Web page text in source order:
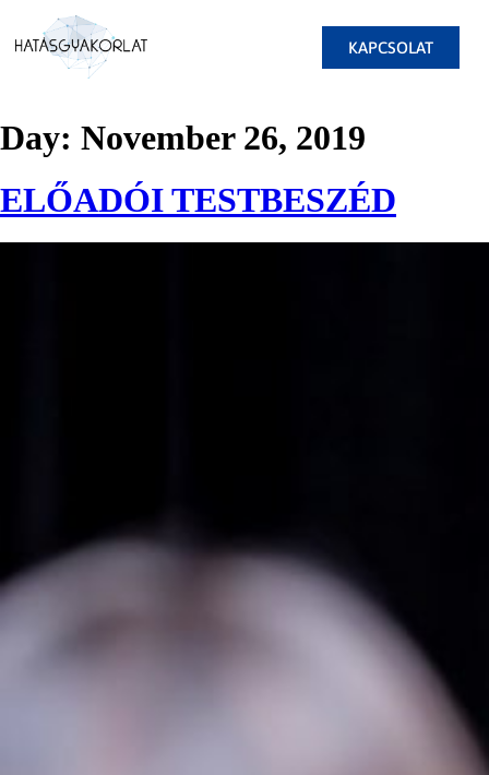
KAPCSOLAT
Day: November 26, 2019
ELŐADÓI TESTBESZÉD